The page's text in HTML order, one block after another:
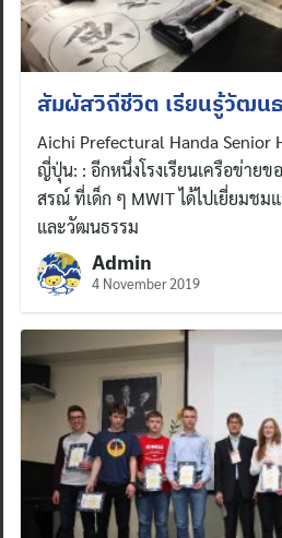
สัมผัสวิถีชีวิต เรียนรู้วัฒน
Aichi Prefectural Handa Senior
ญี่ปุ่น: : อีกหนึ่งโรงเรียนเครือข่ายข
สรณ์ ที่เด็ก ๆ MWIT ได้ไปเยี่ยมชม
และวัฒนธรรม
Admin
4 November 2019